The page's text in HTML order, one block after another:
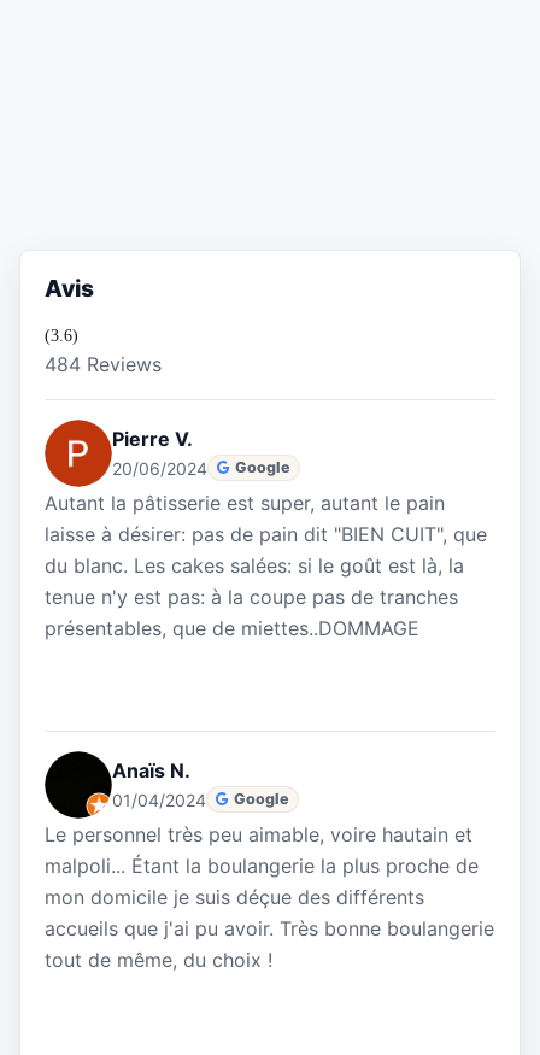
Avis
(3.6)
484 Reviews
Pierre V.
20/06/2024 Google
Autant la pâtisserie est super, autant le pain
laisse à désirer: pas de pain dit "BIEN CUIT", que
du blanc. Les cakes salées: si le goût est là, la
tenue n'y est pas: à la coupe pas de tranches
présentables, que de miettes..DOMMAGE
Anaïs N.
01/04/2024 Google
Le personnel très peu aimable, voire hautain et
malpoli... Étant la boulangerie la plus proche de
mon domicile je suis déçue des différents
accueils que j'ai pu avoir. Très bonne boulangerie
tout de même, du choix !